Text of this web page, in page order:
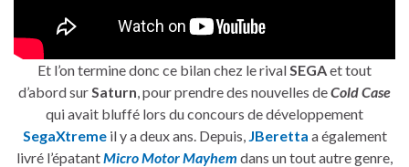
Et l’on termine donc ce bilan chez le rivalSEGAet tout
d’abord surSaturn, pour prendre des nouvelles deCold Case
qui avait bluffé lors du concours de développement
SegaXtremeil y a deux ans. Depuis, JBeretta a également
livré l’épatantMicro Motor Mayhem dans un tout autre genre,